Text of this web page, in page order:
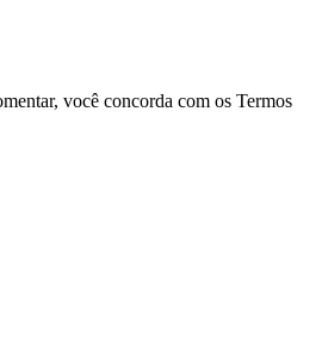
você concorda com os Termos